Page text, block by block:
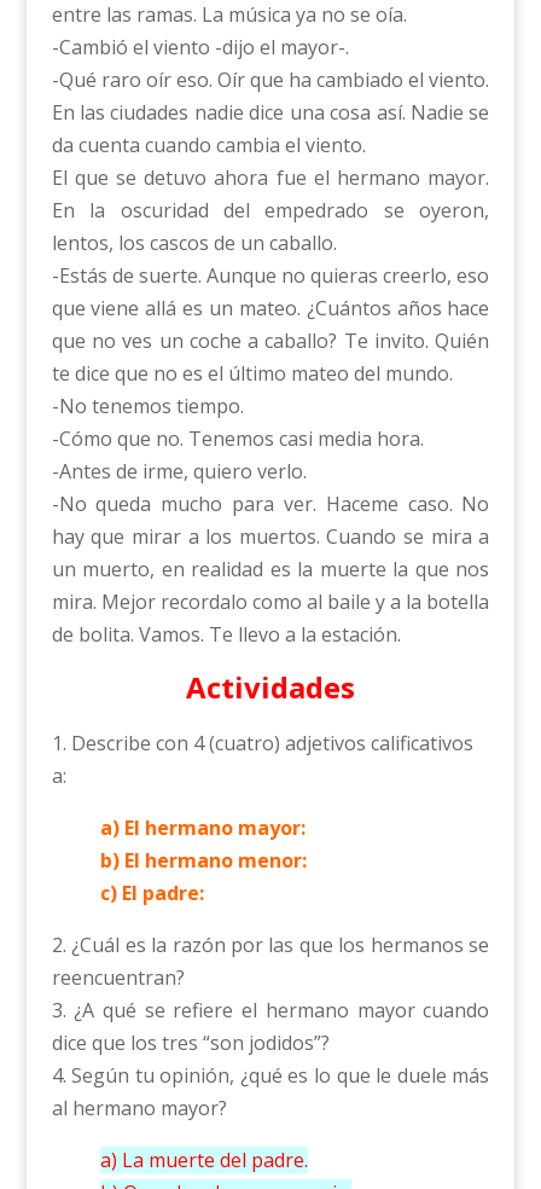
entre las ramas. La música ya no se oía.
-Cambió el viento -dijo el mayor-.
-Qué raro oír eso. Oír que ha cambiado el viento.
En las ciudades nadie dice una cosa así. Nadie se
da cuenta cuando cambia el viento.
El que se detuvo ahora fue el hermano mayor.
En la oscuridad del empedrado se oyeron,
lentos, los cascos de un caballo.
-Estás de suerte. Aunque no quieras creerlo, eso
que viene allá es un mateo. ¿Cuántos años hace
que no ves un coche a caballo? Te invito. Quién
te dice que no es el último mateo del mundo.
-No tenemos tiempo.
-Cómo que no. Tenemos casi media hora.
-Antes de irme, quiero verlo.
-No queda mucho para ver. Haceme caso. No
hay que mirar a los muertos. Cuando se mira a
un muerto, en realidad es la muerte la que nos
mira. Mejor recordalo como al baile y a la botella
de bolita. Vamos. Te llevo a la estación.
Actividades
1. Describe con 4 (cuatro) adjetivos calificativos
a:
a) El hermano mayor:
b) El hermano menor:
c) El padre:
2. ¿Cuál es la razón por las que los hermanos se
reencuentran?
3. ¿A qué se refiere el hermano mayor cuando
dice que los tres “son jodidos”?
4. Según tu opinión, ¿qué es lo que le duele más
al hermano mayor?
a) La muerte del padre.